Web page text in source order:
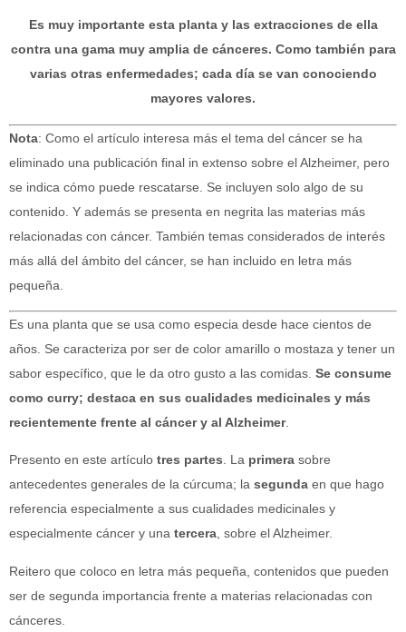
Es muy importante esta planta y las extracciones de ella
contra una gama muy amplia de cánceres. Como también para
varias otras enfermedades; cada día se van conociendo
mayores valores.
Nota: Como el artículo interesa más el tema del cáncer se ha
eliminado una publicación final in extenso sobre el Alzheimer, pero
se indica cómo puede rescatarse. Se incluyen solo algo de su
contenido. Y además se presenta en negrita las materias más
relacionadas con cáncer. También temas considerados de interés
más allá del ámbito del cáncer, se han incluido en letra más
pequeña.
Es una planta que se usa como especia desde hace cientos de
años. Se caracteriza por ser de color amarillo o mostaza y tener un
sabor específico, que le da otro gusto a las comidas. Se consume
como curry; destaca en sus cualidades medicinales y más
recientemente frente al cáncer y al Alzheimer.
Presento en este artículo tres partes. La primera sobre
antecedentes generales de la cúrcuma; la segunda en que hago
referencia especialmente a sus cualidades medicinales y
especialmente cáncer y una tercera, sobre el Alzheimer.
Reitero que coloco en letra más pequeña, contenidos que pueden
ser de segunda importancia frente a materias relacionadas con
cánceres.